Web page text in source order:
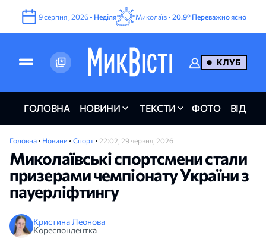
9серпня , 2026 • Неділя Миколаїв • 20.9° Переважно ясно
КЛУБ
ГОЛОВНА НОВИНИ ТЕКСТИ ФОТО ВІДЕО
Головна • Новини • Спорт • 22:02, 29 червня, 2026
Миколаївські спортсмени стали
призерами чемпіонату України з
пауерліфтингу
Кристина Леонова
Кореспондентка